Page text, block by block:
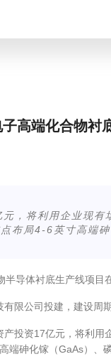
高端化合物衬
，将利用企业现
布局4-6英寸高端
导体衬底生产线项目
限公司投建，建设周
投资17亿元，将利
端砷化镓（GaAs）、